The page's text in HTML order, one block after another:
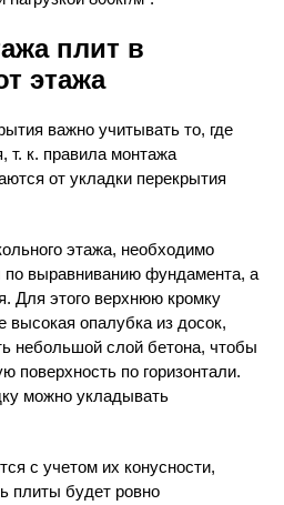
плит в
этажа
важно учитывать то, где
т. к. правила монтажа
от укладки перекрытия
этажа, необходимо
по выравниванию фундамента, а
Для этого верхнюю кромку
опалубка из досок,
небольшой слой бетона, чтобы
поверхность по горизонтали.
можно укладывать
с учетом их конусности,
плиты будет ровно